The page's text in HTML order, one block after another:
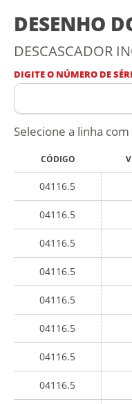
DESENHO
DESCASCADOR
DIGITE O NÚMERO DE
Selecione a linha
CÓDIGO
04116.5
04116.5
04116.5
04116.5
04116.5
04116.5
04116.5
04116.5